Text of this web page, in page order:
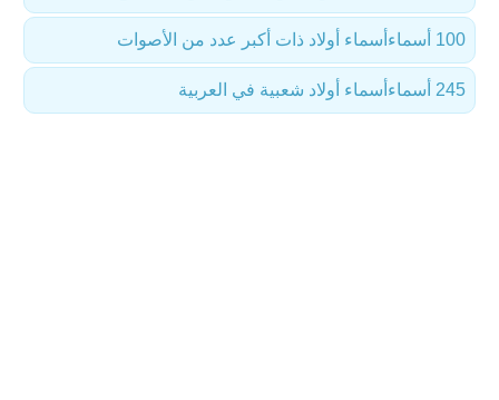
أسماء أولاد ذات أكبر عدد من الأصوات 100 أسماء
أسماء أولاد شعبية في العربية 245 أسماء